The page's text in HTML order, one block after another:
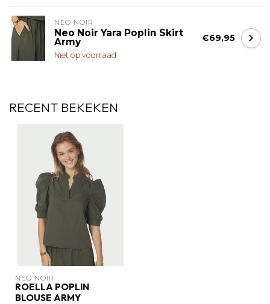
NEO NOIR
Neo Noir Yara Poplin Skirt
Army
Niet op voorraad
€69,95
RECENT BEKEKEN
NEO NOIR
ROELLA POPLIN
BLOUSE ARMY